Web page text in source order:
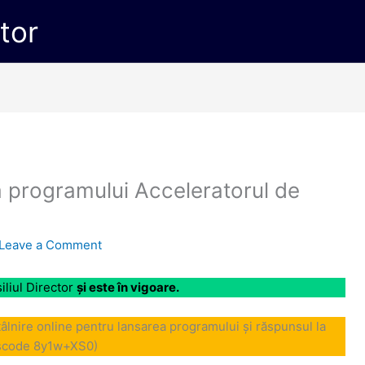
programului Acceleratorul de
Leave a Comment
Directorși este în vigoare.
online pentru lansarea programului și răspunsul la
8y1w+XS0)